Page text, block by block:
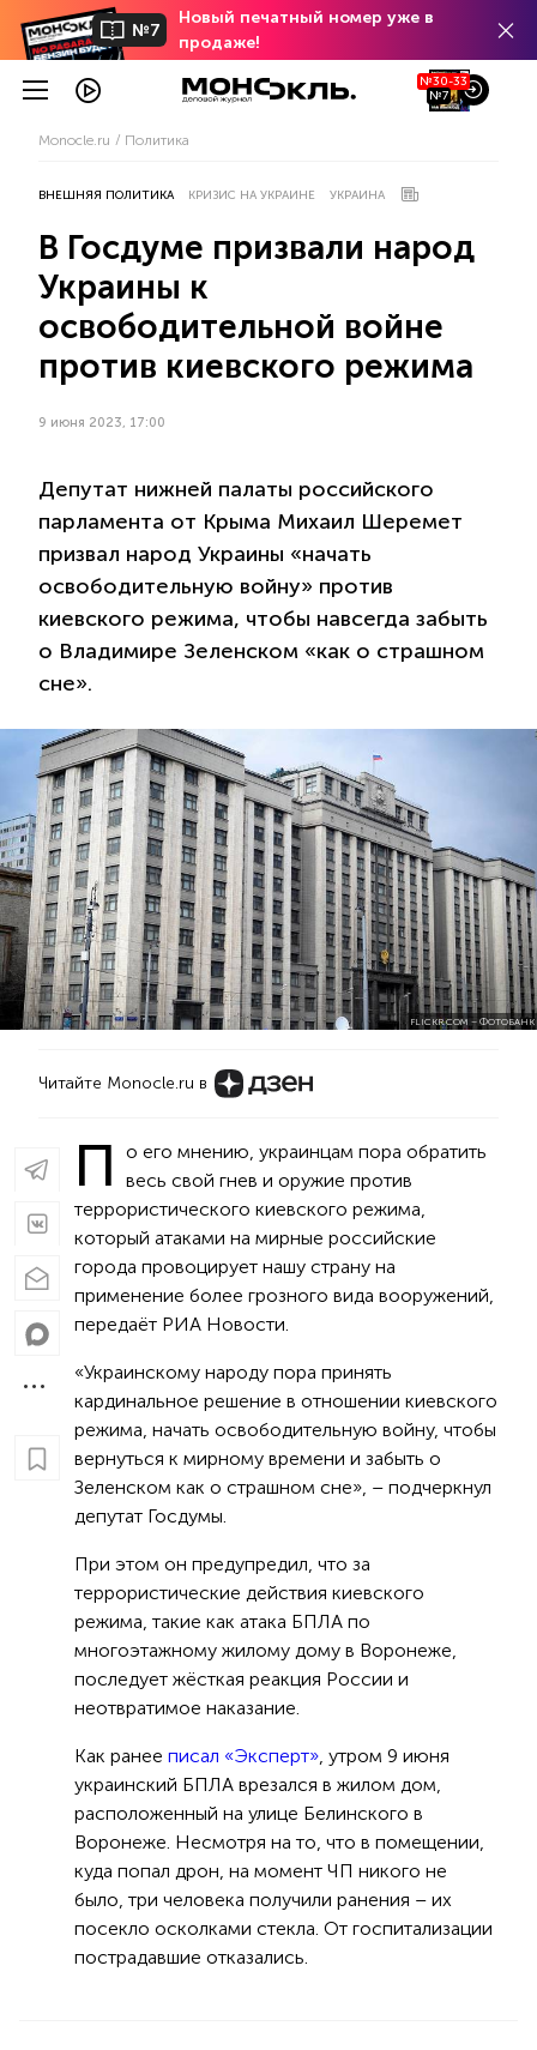
№7
Новый печатный номер уже в
продаже!
№30-33
№7
Monocle.ru Политика
ВНЕШНЯЯ ПОЛИТИКА КРИЗИС НА УКРАИНЕ УКРАИНА
В Госдуме призвали народ
Украины к
освободительной войне
против киевского режима
9 июня 2023, 17:00
Депутат нижней палаты российского
парламента от Крыма Михаил Шеремет
призвал народ Украины «начать
освободительную войну» против
киевского режима, чтобы навсегда забыть
о Владимире Зеленском «как о страшном
сне».
FLICKR.COM – ФОТОБАНК
Читайте Monocle.ru в
П
о его мнению, украинцам пора обратить
весь свой гнев и оружие против
террористического киевского режима,
который атаками на мирные российские
города провоцирует нашу страну на
применение более грозного вида вооружений,
передаёт РИА Новости.
«Украинскому народу пора принять
кардинальное решение в отношении киевского
режима, начать освободительную войну, чтобы
вернуться к мирному времени и забыть о
Зеленском как о страшном сне», – подчеркнул
депутат Госдумы.
При этом он предупредил, что за
террористические действия киевского
режима, такие как атака БПЛА по
многоэтажному жилому дому в Воронеже,
последует жёсткая реакция России и
неотвратимое наказание.
Как ранее писал «Эксперт» , утром 9 июня
украинский БПЛА врезался в жилом дом,
расположенный на улице Белинского в
Воронеже. Несмотря на то, что в помещении,
куда попал дрон, на момент ЧП никого не
было, три человека получили ранения – их
посекло осколками стекла. От госпитализации
пострадавшие отказались.